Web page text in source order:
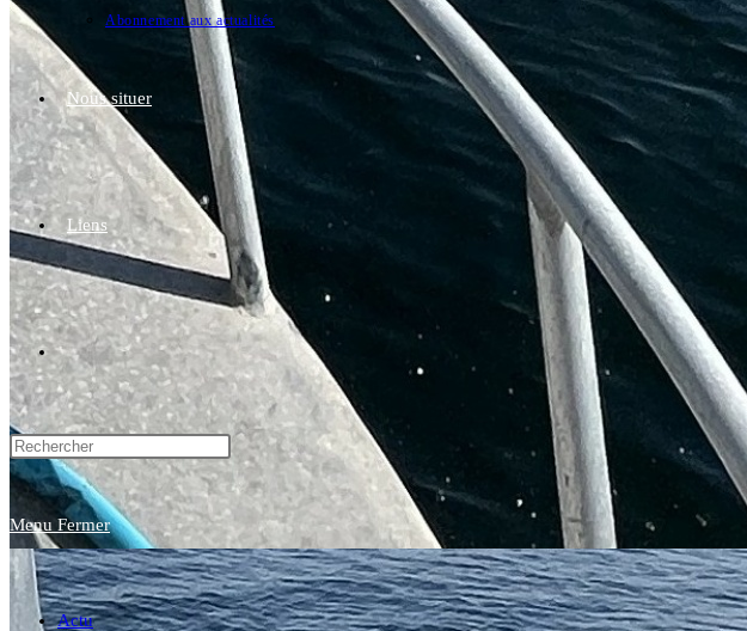
Abonnement aux actualités
Nous situer
Liens
Toggle
website
search
Menu Fermer
Actu